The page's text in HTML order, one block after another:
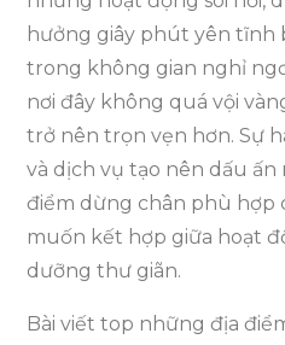
hưởng giây phút yên tĩnh
trong không gian nghỉ
nơi đây không quá vội
trở nên trọn vẹn hơn. Sự
và dịch vụ tạo nên dấu
điểm dừng chân phù hợp
muốn kết hợp giữa hoạt
dưỡng thư giãn.
Bài viết top những địa